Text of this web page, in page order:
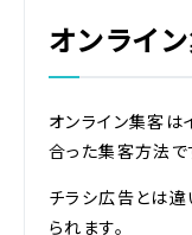
オンライ
オンライン集客は
合った集客方法で
チラシ広告とは違
られます。